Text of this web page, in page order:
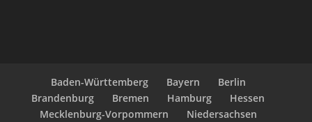
Baden-Württemberg Bayern
Berlin
Brandenburg
Bremen Hamburg
Hessen
Mecklenburg-Vorpommern
Niedersachsen